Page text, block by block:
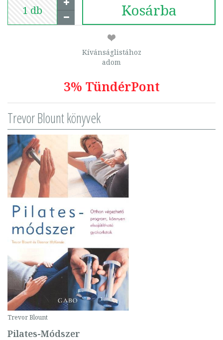
Kosárba
Kívánságlistához
adom
3% TündérPont
Trevor Blount könyvek
Trevor Blount
Pilates-Módszer